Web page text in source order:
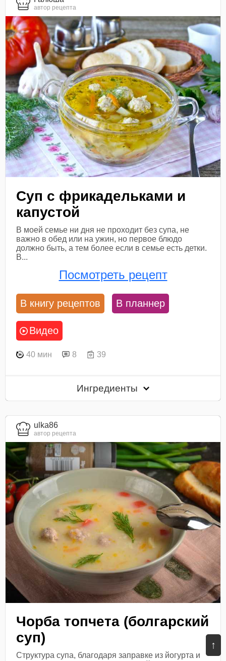
↑
автор рецепта
Суп с фрикадельками и
капустой
В моей семье ни дня не проходит без супа, не
важно в обед или на ужин, но первое блюдо
должно быть, а тем более если в семье есть детки.
В...
Посмотреть рецепт
В книгу рецептов В планнер
Видео
40 мин 8 39
Ингредиенты
ulka86
автор рецепта
Чорба топчета (болгарский
суп)
Структура супа, благодаря заправке из йогурта и